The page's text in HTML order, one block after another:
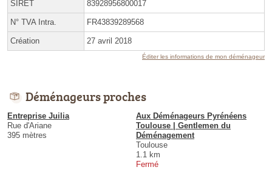
SIRET 83928956800017
N° TVA Intra. FR43839289568
Création 27 avril 2018
Éditer les informations de mon déménageur
Déménageurs proches
Entreprise Juilia
Rue d'Ariane
395 mètres
Aux Déménageurs Pyrénéens
Toulouse | Gentlemen du
Déménagement
Toulouse
1.1 km
Fermé